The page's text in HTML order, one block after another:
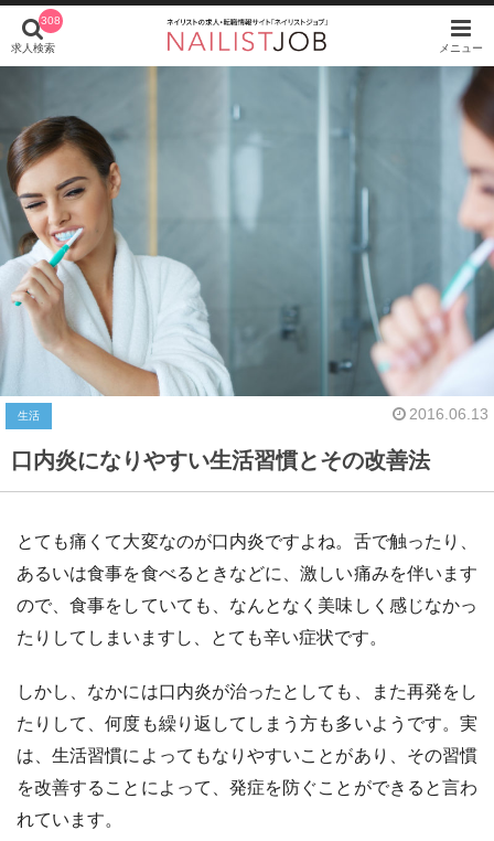
308
求人検索 メニュー
生活 2016.06.13
口内炎になりやすい生活習慣とその改善法
とても痛くて大変なのが口内炎ですよね。舌で触ったり、
あるいは食事を食べるときなどに、激しい痛みを伴います
ので、食事をしていても、なんとなく美味しく感じなかっ
たりしてしまいますし、とても辛い症状です。
しかし、なかには口内炎が治ったとしても、また再発をし
たりして、何度も繰り返してしまう方も多いようです。実
は、生活習慣によってもなりやすいことがあり、その習慣
を改善することによって、発症を防ぐことができると言わ
れています。